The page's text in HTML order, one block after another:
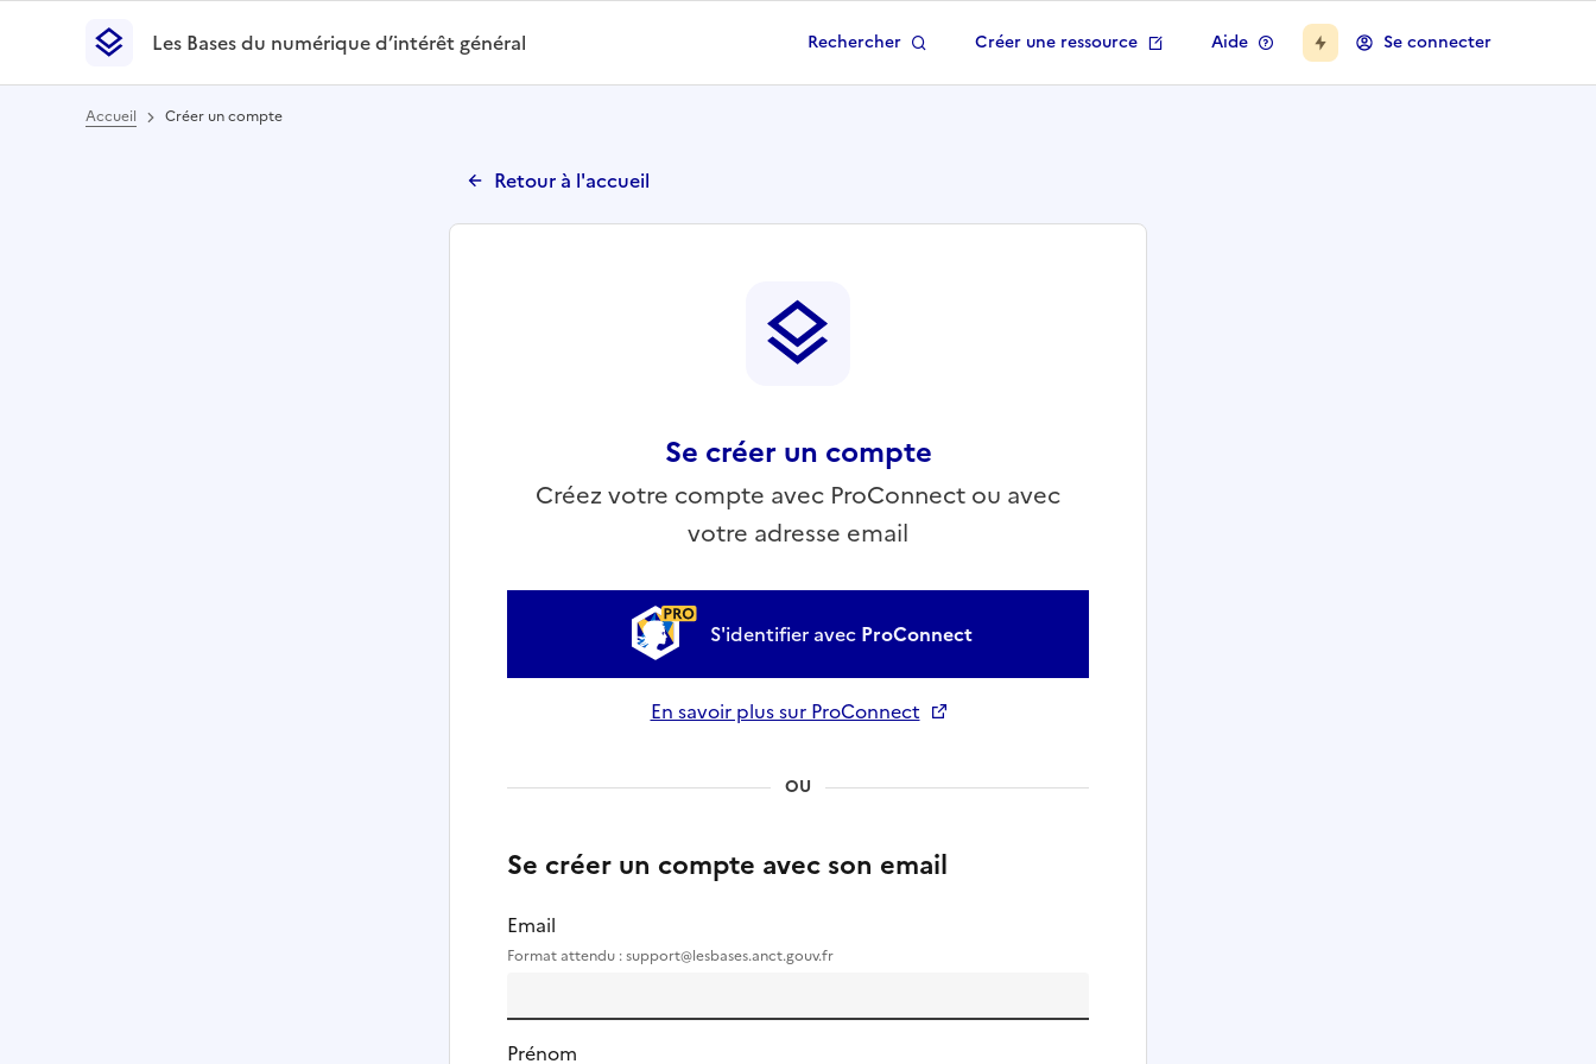
Les Bases du numérique d’intérêt général- Retour à la page d'accueil
Les Bases du numérique d’intérêt général
Rechercher Créer une ressource Aide Se connecter
Accueil Créer un compte
Retour à l'accueil
Se créer un compte
Créez votre compte avec ProConnect ou avec
votre adresse email
S'identifier avec ProConnect
En savoir plus sur ProConnect
OU
Se créer un compte avec son email
Email
Format attendu : support@lesbases.anct.gouv.fr
Prénom